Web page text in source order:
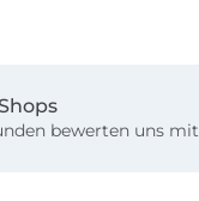
bewerten uns mit